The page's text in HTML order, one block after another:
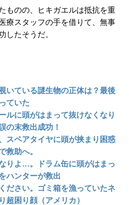
ものの、ヒキガエルは抵抗を重
療スタッフの手を借りて、無事
したそうだ。
いている謎生物の正体は？最後
ていた
ルに頭がはまって抜けなくなり
の末救出成功！
スペアタイヤに頭が挟まり困惑
救助へ。
りよ…。ドラム缶に頭がはまっ
ハンターが救出
ださい。ゴミ箱を漁っていたネ
超困り顔（アメリカ）